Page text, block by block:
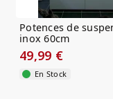
Potences de
inox 60cm
49,99 €
En Stock